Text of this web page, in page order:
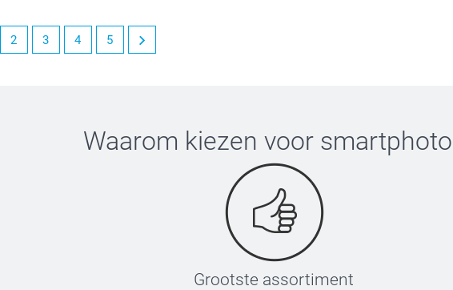
2 3 4 5
Waarom kiezen voor smartphoto
Grootste assortiment